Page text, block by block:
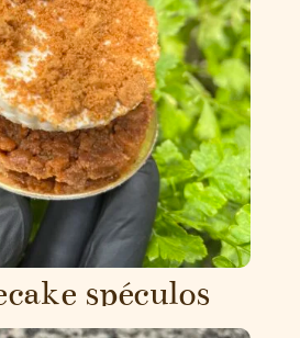
spéculos